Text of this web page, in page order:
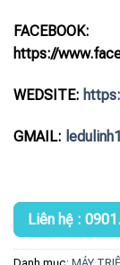
FACEBOOK:
https://
WEDSITE:
GMAIL:
Liên hệ :